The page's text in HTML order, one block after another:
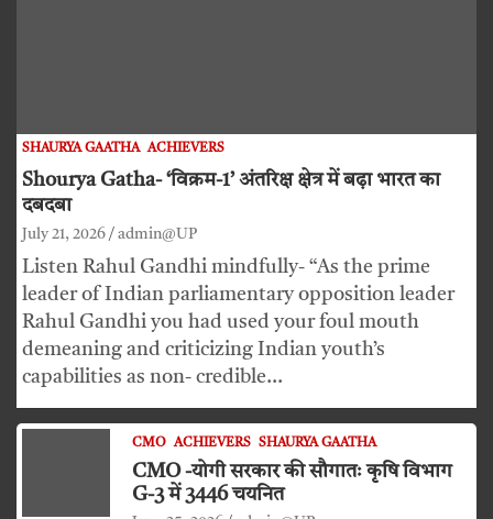
SHAURYA GAATHA ACHIEVERS
Shourya Gatha- ‘विक्रम-1’ अंतरिक्ष क्षेत्र में बढ़ा भारत का
दबदबा
July 21, 2026 admin@UP
Listen Rahul Gandhi mindfully- “As the prime
leader of Indian parliamentary opposition leader
Rahul Gandhi you had used your foul mouth
demeaning and criticizing Indian youth’s
capabilities as non- credible…
CMO ACHIEVERS SHAURYA GAATHA
CMO -योगी सरकार की सौगातः कृषि विभाग
G-3 में 3446 चयनित